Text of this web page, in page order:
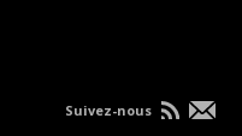
Suivez-nous